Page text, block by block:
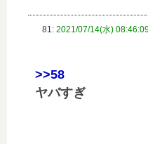
81: 2021/07/14(水)
>>58
ヤバすぎ